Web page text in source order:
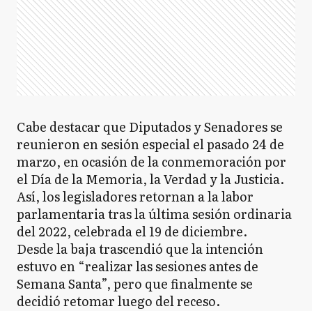
Cabe destacar que Diputados y Senadores se
reunieron en sesión especial el pasado 24 de
marzo, en ocasión de la conmemoración por
el Día de la Memoria, la Verdad y la Justicia.
Así, los legisladores retornan a la labor
parlamentaria tras la última sesión ordinaria
del 2022, celebrada el 19 de diciembre.
Desde la baja trascendió que la intención
estuvo en “realizar las sesiones antes de
Semana Santa”, pero que finalmente se
decidió retomar luego del receso.